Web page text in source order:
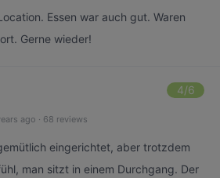
Essen war auch gut. Waren
Gerne wieder!
4/6
ago · 68 reviews
eingerichtet, aber trotzdem
man sitzt in einem Durchgang. Der